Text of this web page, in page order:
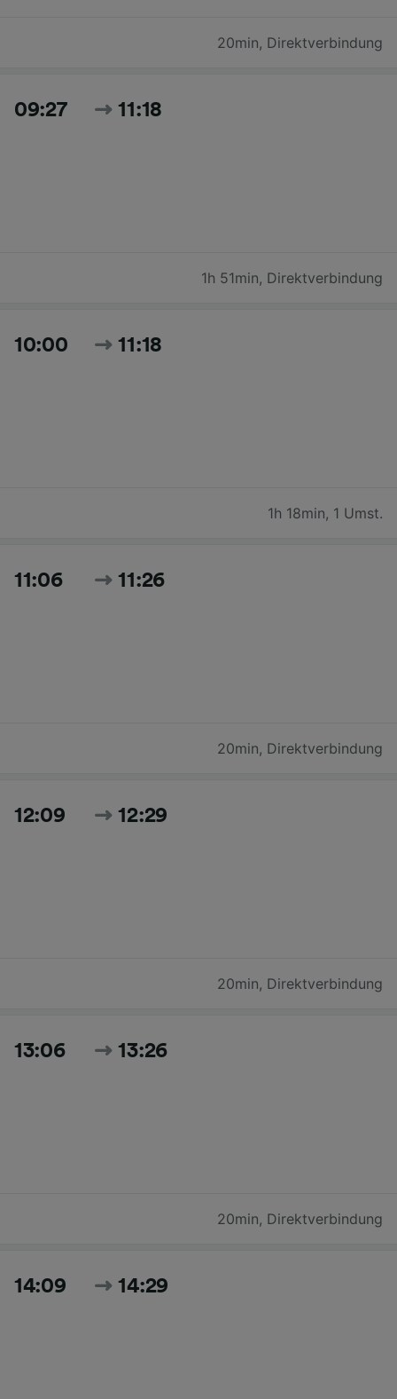
20min, Direktverbindung
09:27 11:18
1h 51min, Direktverbindung
10:00 11:18
1h 18min, 1 Umst.
11:06 11:26
20min, Direktverbindung
12:09 12:29
20min, Direktverbindung
13:06 13:26
20min, Direktverbindung
14:09 14:29